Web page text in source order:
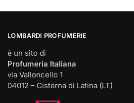
LOMBARDI PROFUMERIE
è un sito di
Profumeria Italiana
via Valloncello 1
04012 – Cisterna di Latina (LT)